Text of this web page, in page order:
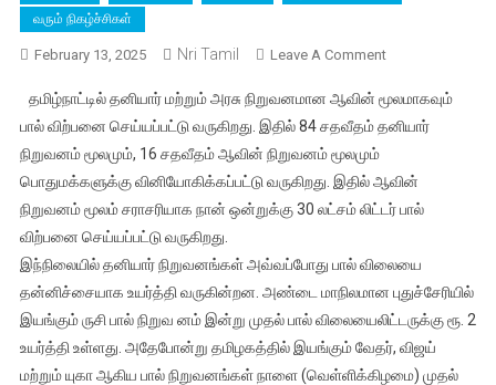
வரும் நிகழ்ச்சிகள்
February 13, 2025 Nri Tamil Leave A CommentOn
தனியார்
நிறுவனங்கள்
பால்
விலை
பொதுமக்கள்
அதிர்ச்சி
தமிழ்நாட்டில் தனியார் மற்றும் அரசு நிறுவனமான ஆவின் மூலமாகவும்
பால் விற்பனை செய்யப்பட்டு வருகிறது. இதில் 84 சதவீதம் தனியார்
நிறுவனம் மூலமும், 16 சதவீதம் ஆவின் நிறுவனம் மூலமும்
பொதுமக்களுக்கு வினியோகிக்கப்பட்டு வருகிறது. இதில் ஆவின்
நிறுவனம் மூலம் சராசரியாக நான் ஒன்றுக்கு 30 லட்சம் லிட்டர் பால்
விற்பனை செய்யப்பட்டு வருகிறது.
இந்நிலையில் தனியார் நிறுவனங்கள் அவ்வப்போது பால் விலையை
தன்னிச்சையாக உயர்த்தி வருகின்றன. அண்டை மாநிலமான புதுச்சேரியில்
இயங்கும் ருசி பால் நிறுவ னம் இன்று முதல் பால் விலையைலிட்டருக்கு ரூ. 2
உயர்த்தி உள்ளது. அதேபோன்று தமிழகத்தில் இயங்கும் வேதர், விஜய்
மற்றும் யுகா ஆகிய பால் நிறுவனங்கள் நாளை (வெள்ளிக்கிழமை) முதல்